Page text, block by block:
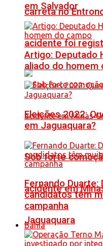
carreta no
acidente foi
Sob forte
acidente em
Jaguaquara
em Salvador
Artigo: Deputado
aliado do homem
Eleições 2022:
em Jaguaquara?
Fernando
candidatos têm
campanha
Bahia